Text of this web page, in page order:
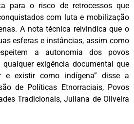
para o risco de retrocessos que
com luta e mobilização
A nota técnica reivindica que o
esferas e instâncias, assim como
a autonomia dos povos
exigência documental que
existir como indígena” disse a
de Políticas Etnorraciais, Povos
Tradicionais, Juliana de Oliveira